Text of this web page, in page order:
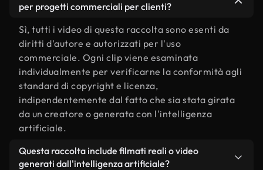
per progetti commerciali per clienti?
Sì, tutti i video di questa raccolta sono esenti da
diritti d'autore e autorizzati per l'uso
commerciale. Ogni clip viene esaminata
individualmente per verificarne la conformità agli
standard di copyright e licenza,
indipendentemente dal fatto che sia stata girata
da un creatore o generata con l'intelligenza
artificiale.
Questa raccolta include filmati reali o video
generati dall'intelligenza artificiale?